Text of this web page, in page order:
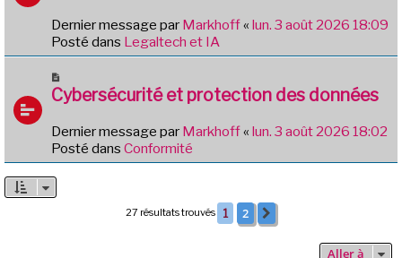
e
a
u
s
a
g
e
Dernier message par Markhoff« lun. 3 août 2026 18:09
Posté dans Legaltech et IA
o
u
v
e
a
Cybersécurité et protection des données
Dernier message par Markhoff« lun. 3 août 2026 18:02
Posté dans Conformité
27 résultats trouvés 1 2
Aller à